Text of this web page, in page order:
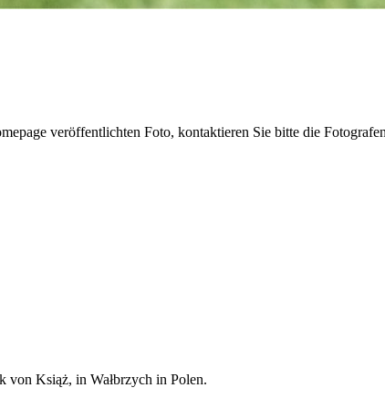
veröffentlichten Foto, kontaktieren Sie bitte die
von Książ, in Wałbrzych in Polen.